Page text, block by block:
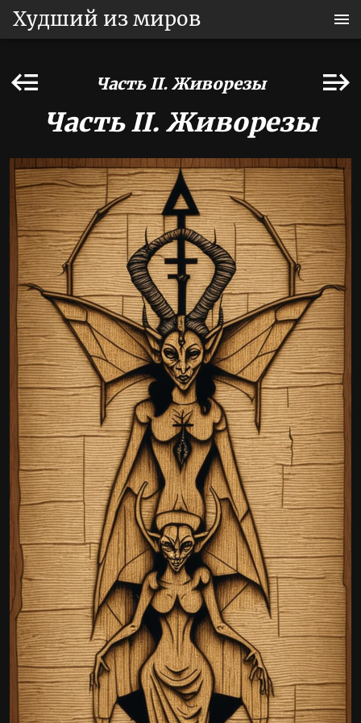
Худший из миров
Часть II. Живорезы
Часть II. Живорезы